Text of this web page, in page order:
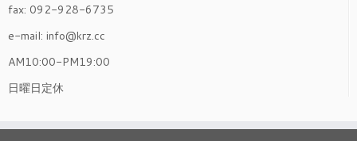
fax: 092-928-6735
e-mail: info@krz.cc
AM10:00-PM19:00
日曜日定休